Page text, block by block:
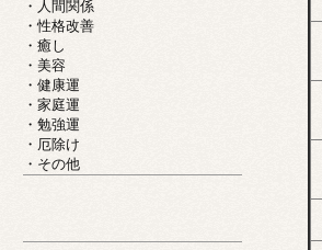
・人間関係
・性格改善
・癒し
・美容
・健康運
・家庭運
・勉強運
・厄除け
・その他